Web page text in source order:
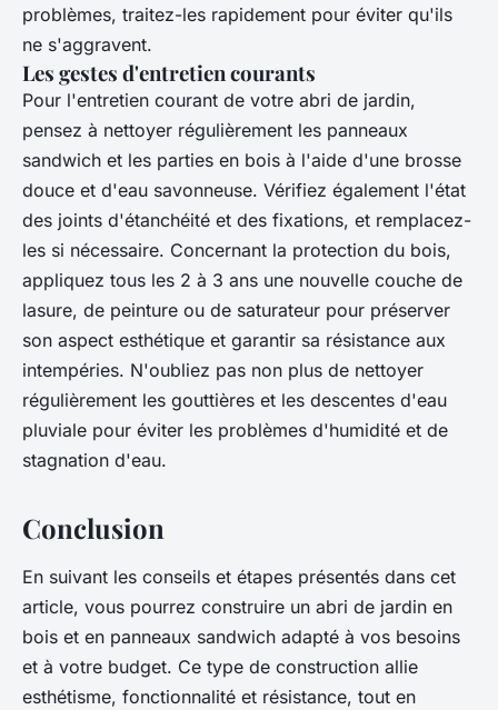
problèmes, traitez-les rapidement pour éviter qu'ils
ne s'aggravent.
Les gestes d'entretien courants
Pour l'entretien courant de votre abri de jardin,
pensez à nettoyer régulièrement les panneaux
sandwich et les parties en bois à l'aide d'une brosse
douce et d'eau savonneuse. Vérifiez également l'état
des joints d'étanchéité et des fixations, et remplacez-
les si nécessaire. Concernant la protection du bois,
appliquez tous les 2 à 3 ans une nouvelle couche de
lasure, de peinture ou de saturateur pour préserver
son aspect esthétique et garantir sa résistance aux
intempéries. N'oubliez pas non plus de nettoyer
régulièrement les gouttières et les descentes d'eau
pluviale pour éviter les problèmes d'humidité et de
stagnation d'eau.
Conclusion
En suivant les conseils et étapes présentés dans cet
article, vous pourrez construire un abri de jardin en
bois et en panneaux sandwich adapté à vos besoins
et à votre budget. Ce type de construction allie
esthétisme, fonctionnalité et résistance, tout en